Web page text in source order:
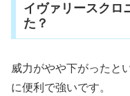
イヴァリースクロ
た？
威力がやや下がったと
に便利で強いです。